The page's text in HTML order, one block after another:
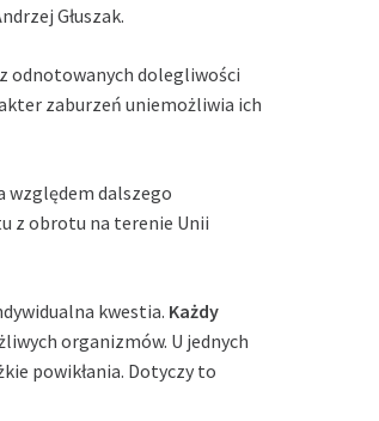
Głuszak.
odnotowanych dolegliwości
zaburzeń uniemożliwia ich
względem dalszego
z obrotu na terenie Unii
kwestia. Każdy
organizmów. U jednych
powikłania. Dotyczy to